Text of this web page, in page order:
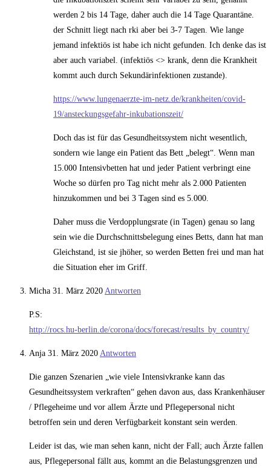
werden 2 bis 14 Tage, daher auch die 14 Tage Quarantäne.
der Schnitt liegt nach rki aber bei 3-7 Tagen. Wie lange
jemand infektiös ist habe ich nicht gefunden. Ich denke das ist
aber auch variabel. (infektiös <> krank, denn die Krankheit
kommt auch durch Sekundärinfektionen zustande).
https://www.lungenaerzte-im-netz.de/krankheiten/covid-
19/ansteckungsgefahr-inkubationszeit/
Doch das ist für das Gesundheitssystem nicht wesentlich,
sondern wie lange ein Patient das Bett „belegt“. Wenn man
15.000 Intensivbetten hat und jeder Patient verbringt eine
Woche so dürfen pro Tag nicht mehr als 2.000 Patienten
hinzukommen und bei 3 Tagen sind es 5.000.
Daher muss die Verdopplungsrate (in Tagen) genau so lang
sein wie die Durchschnittsbelegung eines Betts, dann hat man
Gleichstand, ist sie jhöher, so werden Betten frei und man hat
die Situation eher im Griff.
Micha 31. März 2020 Antworten
P.S:
http://rocs.hu-berlin.de/corona/docs/forecast/results_by_country/
Anja 31. März 2020 Antworten
Die ganzen Szenarien „wie viele Intensivkranke kann das
Gesundheitssystem verkraften“ gehen davon aus, dass Krankenhäuser
/ Pflegeheime und vor allem Ärzte und Pflegepersonal nicht
betroffen sein und deren Verfügbarkeit konstant sein werden.
Leider ist das, wie man sehen kann, nicht der Fall; auch Ärzte fallen
aus, Pflegepersonal fällt aus, kommt an die Belastungsgrenzen und